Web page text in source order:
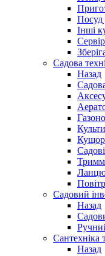
Посуд
Інші
Садова
Назад
Садовий
Назад
Сантехніка
Назад